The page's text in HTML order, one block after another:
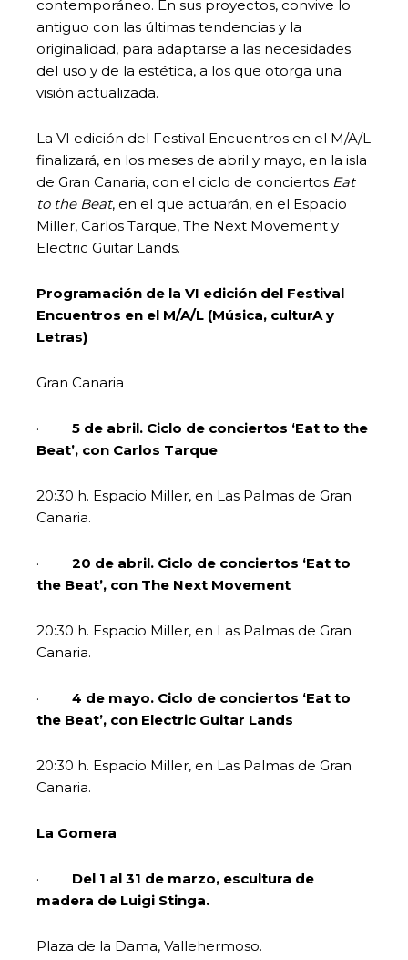
contemporáneo. En sus proyectos, convive lo
antiguo con las últimas tendencias y la
originalidad, para adaptarse a las necesidades
del uso y de la estética, a los que otorga una
visión actualizada.
La VI edición del Festival Encuentros en el M/A/L
finalizará, en los meses de abril y mayo, en la isla
de Gran Canaria, con el ciclo de conciertos Eat
to the Beat, en el que actuarán, en el Espacio
Miller, Carlos Tarque, The Next Movement y
Electric Guitar Lands.
Programación de la VI edición del Festival
Encuentros en el M/A/L (Música, culturA y
Letras)
Gran Canaria
· 5 de abril. Ciclo de conciertos ‘Eat to the
Beat’, con Carlos Tarque
20:30 h. Espacio Miller, en Las Palmas de Gran
Canaria.
· 20 de abril. Ciclo de conciertos ‘Eat to
the Beat’, con The Next Movement
20:30 h. Espacio Miller, en Las Palmas de Gran
Canaria.
· 4 de mayo. Ciclo de conciertos ‘Eat to
the Beat’, con Electric Guitar Lands
20:30 h. Espacio Miller, en Las Palmas de Gran
Canaria.
La Gomera
· Del 1 al 31 de marzo, escultura de
madera de Luigi Stinga.
Plaza de la Dama, Vallehermoso.